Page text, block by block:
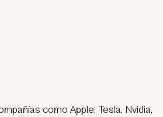
como Apple, Tesla, Nvidia,